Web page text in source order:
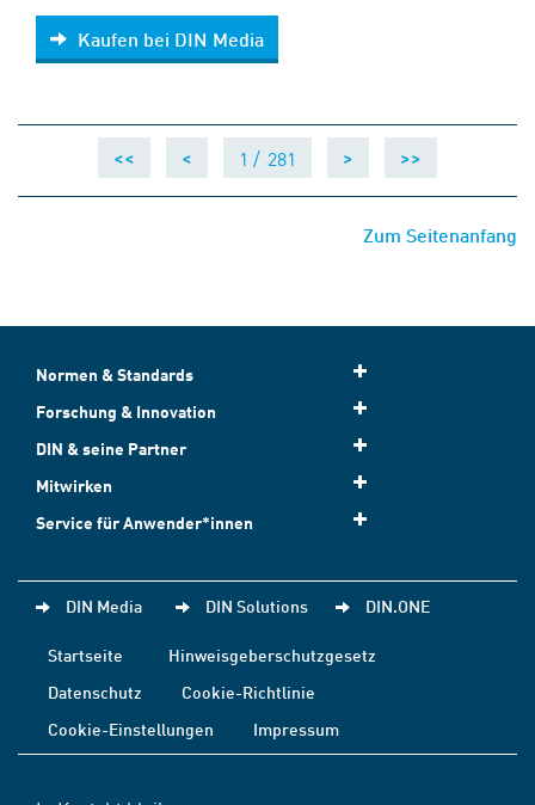
Kaufen bei DIN Media
Kaufen bei DIN Media
<< < 1 / 281 > >>
Zum Seitenanfang
Normen & Standards
Forschung & Innovation
DIN & seine Partner
Mitwirken
Service für Anwender*innen
DIN Media DIN Solutions DIN.ONE
Startseite
Hinweisgeberschutzgesetz
Datenschutz
Cookie-Richtlinie
Cookie-Einstellungen
Impressum